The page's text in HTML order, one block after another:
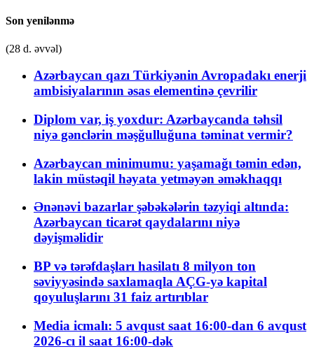
Son yenilənmə
(28 d. əvvəl)
Azərbaycan qazı Türkiyənin Avropadakı enerji
ambisiyalarının əsas elementinə çevrilir
Diplom var, iş yoxdur: Azərbaycanda təhsil
niyə gənclərin məşğulluğuna təminat vermir?
Azərbaycan minimumu: yaşamağı təmin edən,
lakin müstəqil həyata yetməyən əməkhaqqı
Ənənəvi bazarlar şəbəkələrin təzyiqi altında:
Azərbaycan ticarət qaydalarını niyə
dəyişməlidir
BP və tərəfdaşları hasilatı 8 milyon ton
səviyyəsində saxlamaqla AÇG-yə kapital
qoyuluşlarını 31 faiz artırıblar
Media icmalı: 5 avqust saat 16:00-dan 6 avqust
2026-cı il saat 16:00-dək